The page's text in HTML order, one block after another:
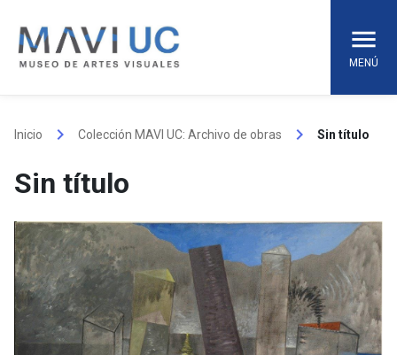
content
MENÚ
Inicio keyboard_arrow_right Colección MAVI UC: Archivo de obras keyboard_arrow_right Sin título
Sin título